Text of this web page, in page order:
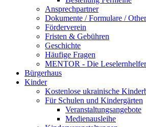
Ansprechpartner
Dokumente / Formulare /
Förderverein
Fristen & Gebühren
Geschichte
Häufige Fragen
MENTOR - Die Leselernhelfer
Bürgerhaus
Kinder
Kostenlose ukrainische
Für Schulen und Kindergärten
Veranstaltungsangebote
Medienausleihe